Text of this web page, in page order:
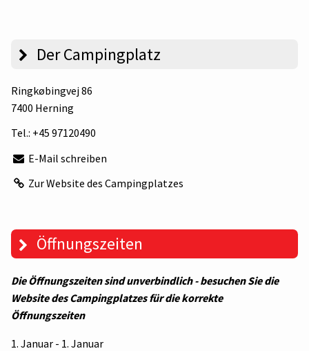
Der Campingplatz
Ringkøbingvej 86
7400 Herning
Tel.: +45 97120490
E-Mail schreiben
Zur Website des Campingplatzes
Öffnungszeiten
Die Öffnungszeiten sind unverbindlich - besuchen Sie die
Website des Campingplatzes für die korrekte
Öffnungszeiten
1. Januar - 1. Januar